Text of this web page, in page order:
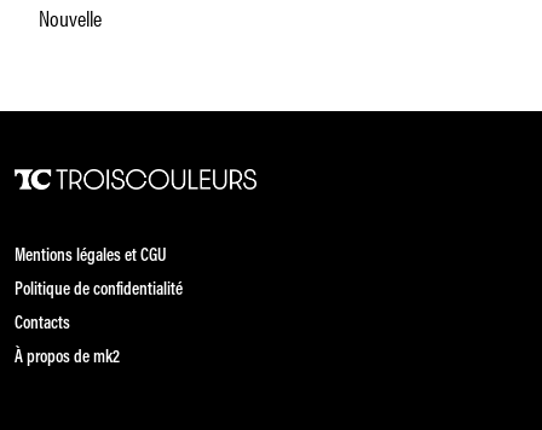
Nouvelle
Mentions légales et CGU
Politique de confidentialité
Contacts
À propos de mk2